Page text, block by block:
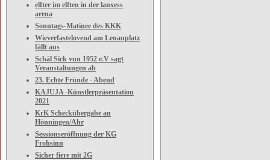
elfter im elften in der lanxess
arena
Sonntags-Matinee des KKK
Wieverfastelovend am Lenauplatz
fällt aus
Schäl Sick vun 1952 e.V sagt
Veranstaltungen ab
23. Echte Fründe - Abend
KAJUJA -Künstlerpräsentation
2021
KrK Scheckübergabe an
Hönningen/Ahr
Sessionseröffnung der KG
Frohsinn
Sicher fiere mit 2G